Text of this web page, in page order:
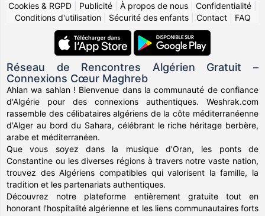
Cookies & RGPD
Publicité À propos de nous Confidentialité
Conditions d'utilisation| Sécurité des enfants| Contact| FAQ
Réseau de Rencontres Algérien Gratuit –
Connexions Cœur Maghreb
Ahlan wa sahlan ! Bienvenue dans la communauté de confiance
d'Algérie pour des connexions authentiques. Weshrak.com
rassemble des célibataires algériens de la côte méditerranéenne
d'Alger au bord du Sahara, célébrant le riche héritage berbère,
arabe et méditerranéen.
Que vous soyez dans la musique d'Oran, les ponts de
Constantine ou les diverses régions à travers notre vaste nation,
trouvez des Algériens compatibles qui valorisent la famille, la
tradition et les partenariats authentiques.
Découvrez notre plateforme entièrement gratuite tout en
honorant l'hospitalité algérienne et les liens communautaires forts